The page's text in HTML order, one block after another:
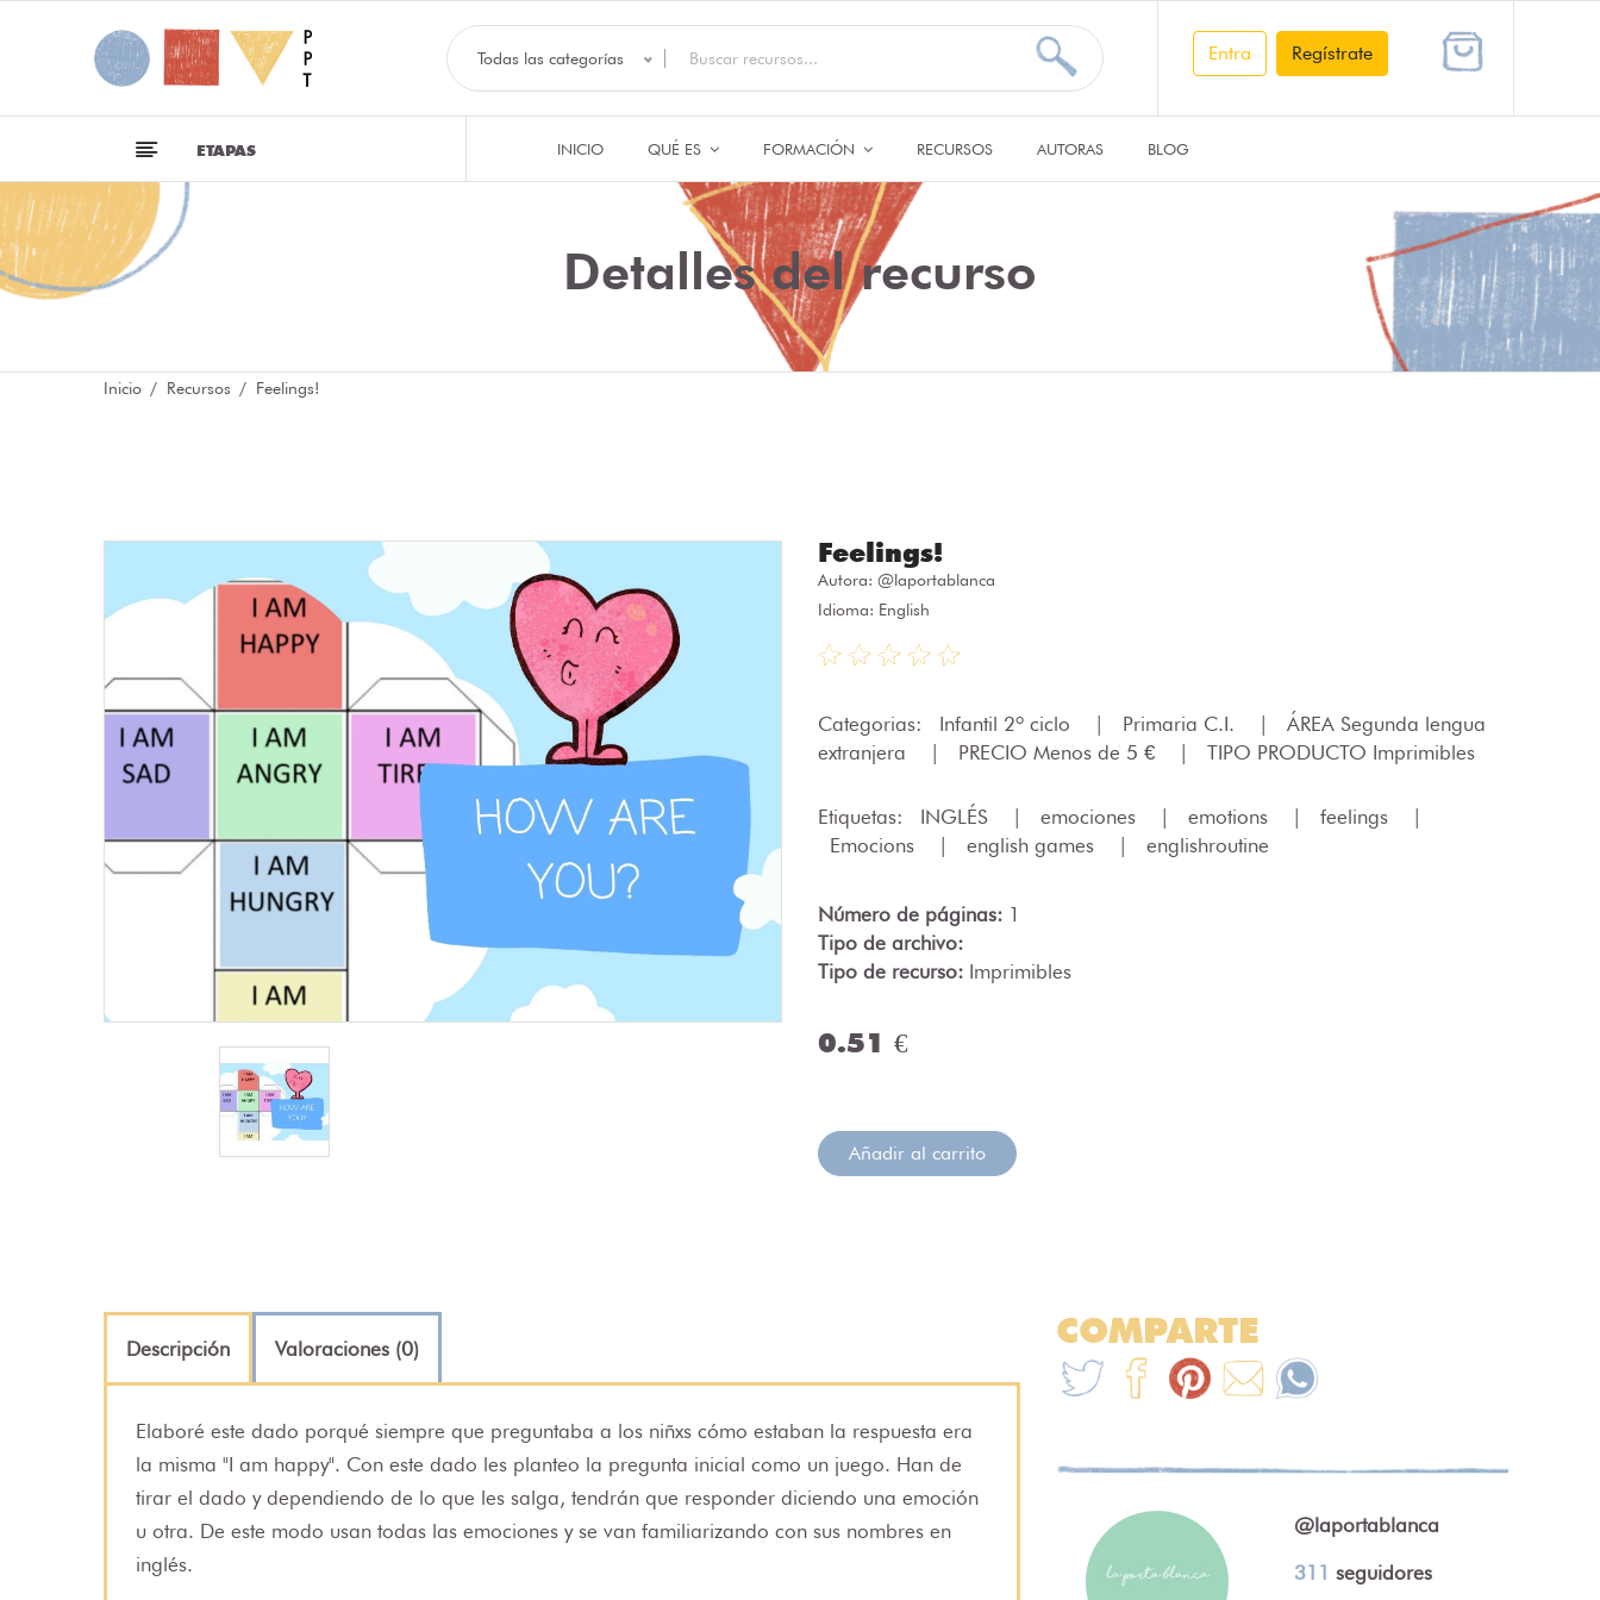
Todas las categorías Entra Regístrate
ETAPAS INICIO QUÉ ES FORMACIÓN RECURSOS AUTORAS BLOG
Detalles del recurso
Inicio Recursos Feelings!
Feelings!
Autora: @laportablanca
Idioma: English
Categorias: Infantil 2º ciclo Primaria C.I.
ÁREA Segunda lengua
extranjera
PRECIO Menos de 5 € TIPO PRODUCTO Imprimibles
Etiquetas: INGLÉS emociones emotions feelings
Emocions
english games englishroutine
Número de páginas: 1
Tipo de archivo:
Tipo de recurso: Imprimibles
0.51 €
Añadir al carrito
Descripción Valoraciones (0)
Elaboré este dado porqué siempre que preguntaba a los niñxs cómo estaban la respuesta era
la misma "I am happy". Con este dado les planteo la pregunta inicial como un juego. Han de
tirar el dado y dependiendo de lo que les salga, tendrán que responder diciendo una emoción
u otra. De este modo usan todas las emociones y se van familiarizando con sus nombres en
inglés.
COMPARTE
@laportablanca
311 seguidores